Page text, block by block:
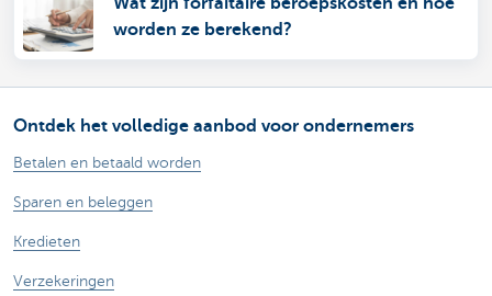
worden ze berekend?
Ontdek het volledige aanbod voor ondernemers
Betalen en betaald worden
Sparen en beleggen
Kredieten
Verzekeringen